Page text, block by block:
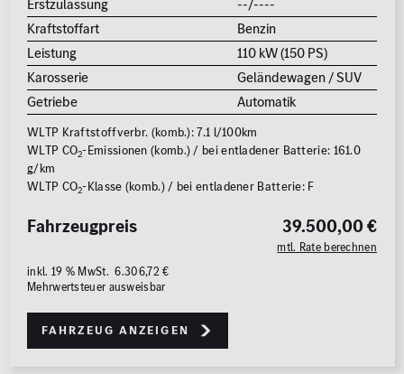
Erstzulassung
--/----
Kraftstoffart
Benzin
Leistung
110 kW (150 PS)
Karosserie
Geländewagen / SUV
Getriebe
Automatik
WLTP Kraftstoffverbr. (komb.): 7.1 l/100km
WLTP CO2-Emissionen (komb.) / bei entladener Batterie: 161.0
g/km
WLTP CO2-Klasse (komb.) / bei entladener Batterie: F
39.500,00 €
mtl. Rate berechnen
Fahrzeugpreis
inkl. 19 % MwSt. 6.306,72 €
Mehrwertsteuer ausweisbar
Fahrzeug anzeigen